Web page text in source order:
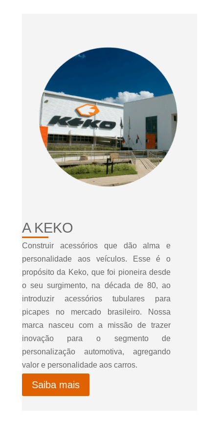
A KEKO
Construir acessórios que dão alma e
personalidade aos veículos. Esse é o
propósito da Keko, que foi pioneira desde
o seu surgimento, na década de 80, ao
introduzir acessórios tubulares para
picapes no mercado brasileiro. Nossa
marca nasceu com a missão de trazer
inovação para o segmento de
personalização automotiva, agregando
valor e personalidade aos carros.
Saiba mais